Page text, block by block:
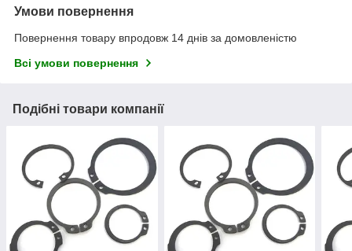
Умови повернення
Повернення товару впродовж 14 днів за домовленістю
Всі умови повернення
Подібні товари компанії